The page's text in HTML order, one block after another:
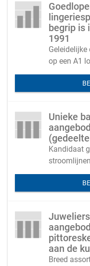
begrip is
1991
op een A1
gunstig
Unieke
Kandidaat
aan de
Breed